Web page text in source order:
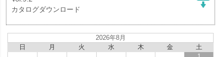
カタログダウンロード
2026年8月
日
月 火 水 木 金
土